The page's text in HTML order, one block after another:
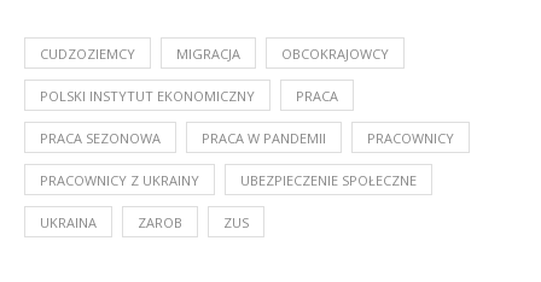
CUDZOZIEMCY MIGRACJA OBCOKRAJOWCY
POLSKI INSTYTUT EKONOMICZNY PRACA
PRACA SEZONOWA PRACA W PANDEMII PRACOWNICY
PRACOWNICY Z UKRAINY UBEZPIECZENIE SPOŁECZNE
UKRAINA ZAROB ZUS